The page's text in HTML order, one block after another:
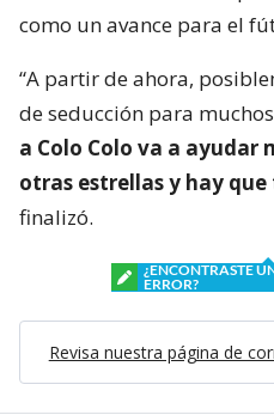
como un avance para el
“A partir de ahora,
de seducción para
a Colo Colo va a ayudar
otras estrellas y hay
finalizó.
¿ENCONTRASTE
ERROR?
Revisa nuestra página de